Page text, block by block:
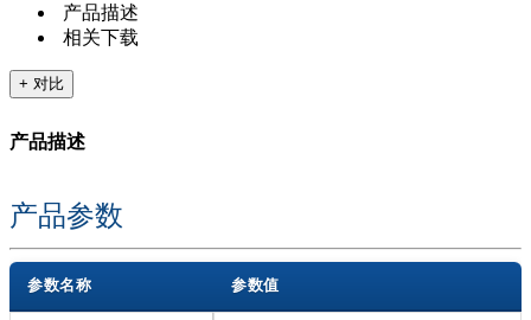
产品描述
相关下载
+ 对比
产品描述
产品参数
参数名称 参数值